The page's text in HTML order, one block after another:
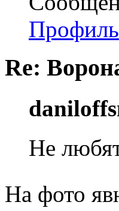
Профиль
Re:
Не
На фото